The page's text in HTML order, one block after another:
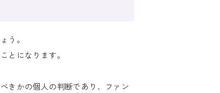
う。
とになります。
きかの個人の判断であり、ファン